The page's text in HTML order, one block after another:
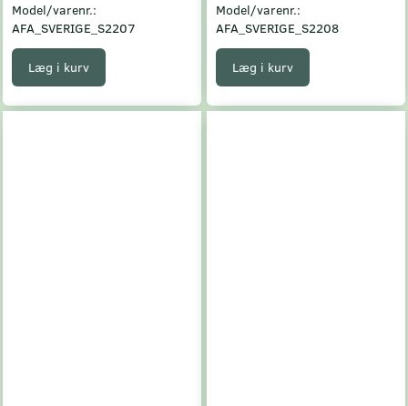
Model/varenr.:
AFA_SVERIGE_S2207
Læg i kurv
Model/varenr.:
AFA_SVERIGE_S2208
Læg i kurv